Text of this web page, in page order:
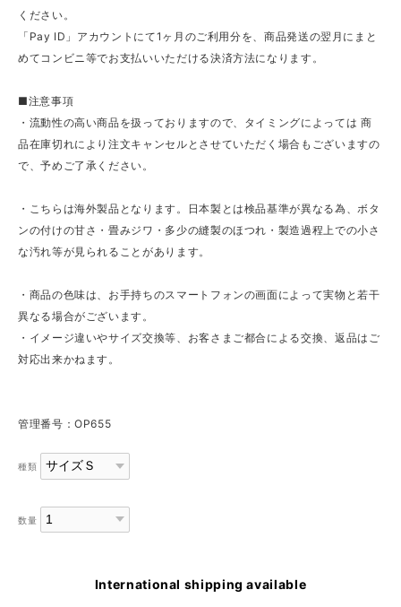
ください。
「Pay ID」アカウントにて1ヶ月のご利用分を、商品発送の翌月にまと
めてコンビニ等でお支払いいただける決済方法になります。
■注意事項
・流動性の高い商品を扱っておりますので、タイミングによっては 商
品在庫切れにより注文キャンセルとさせていただく場合もございますの
で、予めご了承ください。
・こちらは海外製品となります。日本製とは検品基準が異なる為、ボタ
ンの付けの甘さ・畳みジワ・多少の縫製のほつれ・製造過程上での小さ
な汚れ等が見られることがあります。
・商品の色味は、お手持ちのスマートフォンの画面によって実物と若干
異なる場合がございます。
・イメージ違いやサイズ交換等、お客さまご都合による交換、返品はご
対応出来かねます。
管理番号：OP655
種類
数量
International shipping available